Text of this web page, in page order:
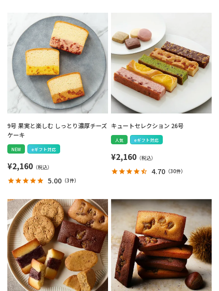
9号 果実と楽しむ しっとり濃厚チーズ
ケーキ
NEW eギフト対応
¥2,160
5.00 （3件）
キュートセレクション 26号
人気 eギフト対応
¥2,160
4.70 （30件）